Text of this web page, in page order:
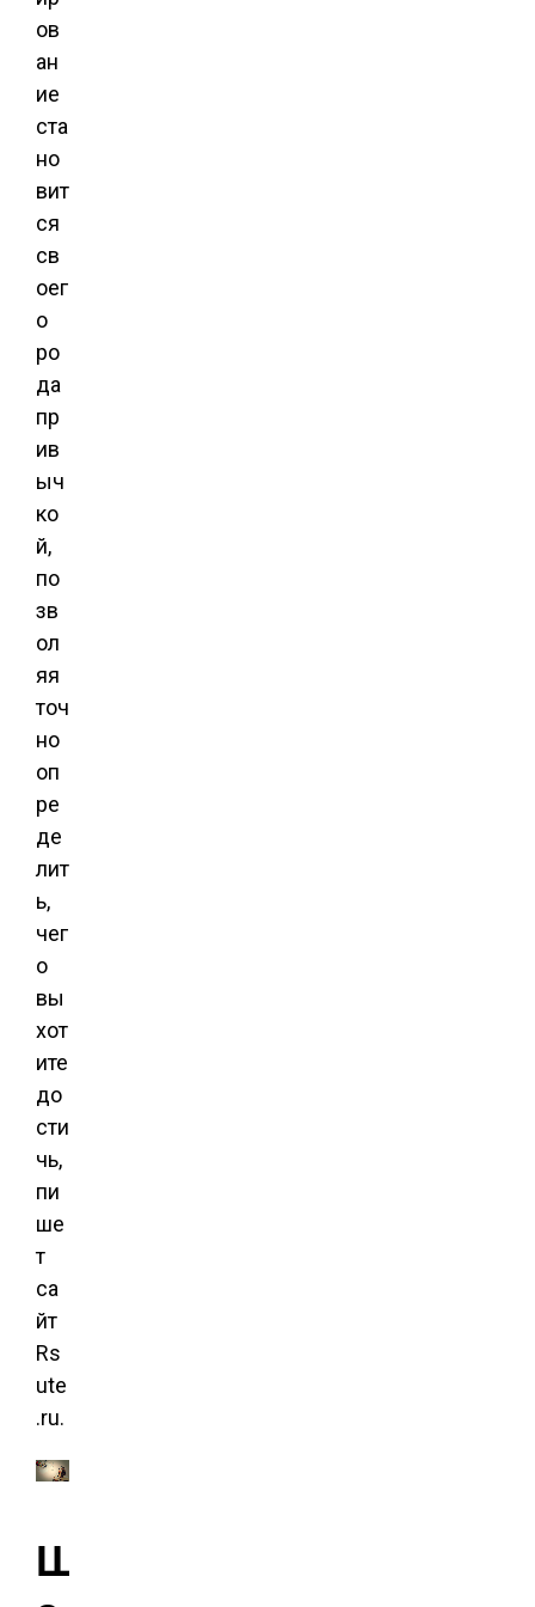
ов
ан
ие
ста
но
вит
ся
св
оег
о
ро
да
пр
ив
ыч
ко
й,
по
зв
ол
яя
точ
но
оп
ре
де
лит
ь,
чег
о
вы
хот
ите
до
сти
чь,
пи
ше
т
са
йт
Rs
ute
.ru.
Ш